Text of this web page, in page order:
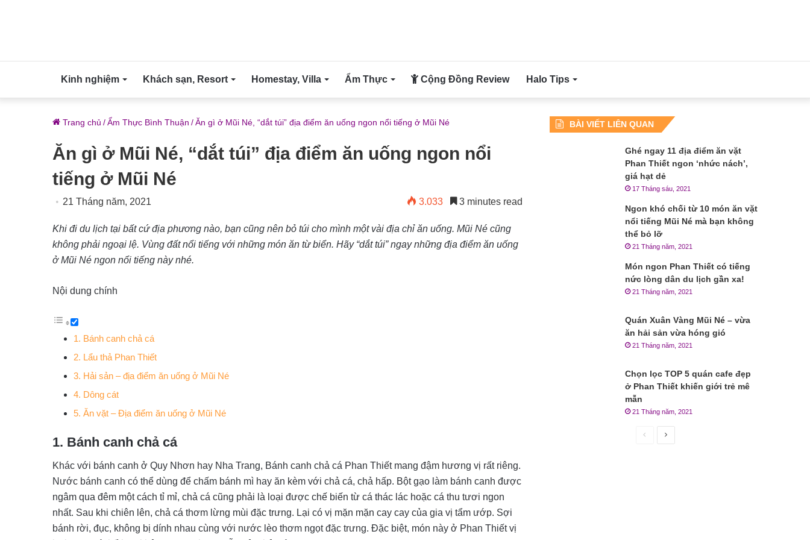
Kinh nghiệm Khách sạn, Resort Homestay, Villa Ẩm Thực Cộng Đồng Review Halo Tips
Trang chủ /Ẩm Thực Bình Thuận /Ăn gì ở Mũi Né, “dắt túi” địa điểm ăn uống ngon nổi tiếng ở Mũi Né
Ăn gì ở Mũi Né, “dắt túi” địa điểm ăn uống ngon nổi
tiếng ở Mũi Né
21 Tháng năm, 2021 3.033 3 minutes read
Khi đi du lịch tại bất cứ địa phương nào, bạn cũng nên bỏ túi cho mình một vài địa chỉ ăn uống. Mũi Né cũng
không phải ngoại lệ. Vùng đất nổi tiếng với những món ăn từ biển. Hãy “dắt túi” ngay những địa điểm ăn uống
ở Mũi Né ngon nổi tiếng này nhé.
Nội dung chính
1. Bánh canh chả cá
2. Lẩu thả Phan Thiết
3. Hải sản – địa điểm ăn uống ở Mũi Né
4. Dông cát
5. Ăn vặt – Địa điểm ăn uống ở Mũi Né
1. Bánh canh chả cá
Khác với bánh canh ở Quy Nhơn hay Nha Trang, Bánh canh chả cá Phan Thiết mang đậm hương vị rất riêng.
Nước bánh canh có thể dùng để chấm bánh mì hay ăn kèm với chả cá, chả hấp. Bột gạo làm bánh canh được
ngâm qua đêm một cách tỉ mỉ, chả cá cũng phải là loại được chế biến từ cá thác lác hoặc cá thu tươi ngon
nhất. Sau khi chiên lên, chả cá thơm lừng mùi đặc trưng. Lại có vị mặn mặn cay cay của gia vị tẩm ướp. Sợi
bánh rời, đục, không bị dính nhau cùng với nước lèo thơm ngọt đặc trưng. Đặc biệt, món này ở Phan Thiết vị
BÀI VIẾT LIÊN QUAN
Ghé ngay 11 địa điểm ăn vặt
Phan Thiết ngon ‘nhức nách’,
giá hạt dẻ
17 Tháng sáu, 2021
Ngon khó chối từ 10 món ăn vặt
nổi tiếng Mũi Né mà bạn không
thể bỏ lỡ
21 Tháng năm, 2021
Món ngon Phan Thiết có tiếng
nức lòng dân du lịch gần xa!
21 Tháng năm, 2021
Quán Xuân Vàng Mũi Né – vừa
ăn hải sản vừa hóng gió
21 Tháng năm, 2021
Chọn lọc TOP 5 quán cafe đẹp
ở Phan Thiết khiến giới trẻ mê
mẫn
21 Tháng năm, 2021
Trang